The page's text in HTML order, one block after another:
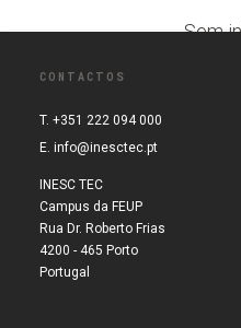
Sem
CONTACTOS
T. +351 222 094 000
E. info@inesctec.pt
INESC TEC
Campus da FEUP
Rua Dr. Roberto Frias
4200 - 465 Porto
Portugal